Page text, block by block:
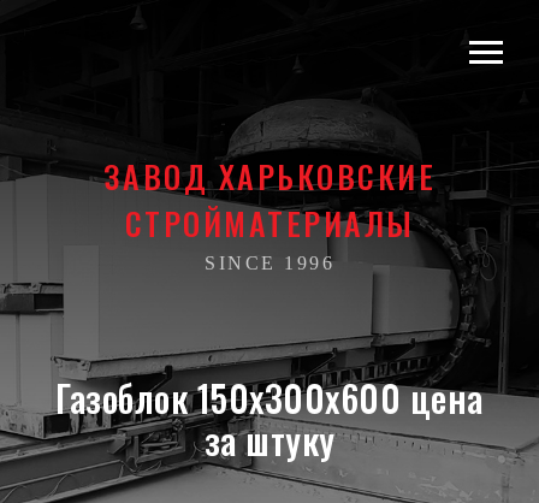
ЗАВОД ХАРЬКОВСКИЕ
СТРОЙМАТЕРИАЛЫ
SINCE 1996
Газоблок 150х300х600 цена
за штуку